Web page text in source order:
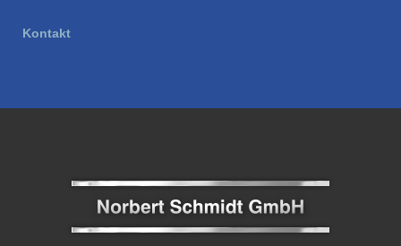
Kontakt